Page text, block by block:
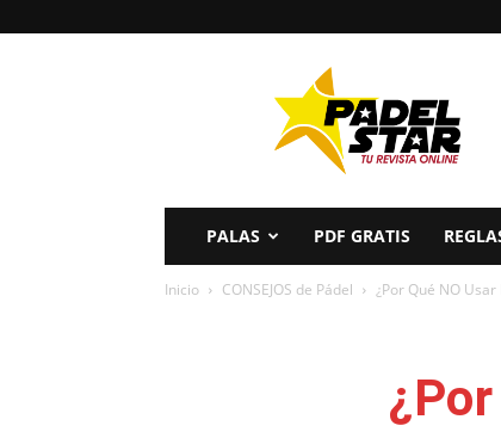
PADELSTAR
PALAS PDF GRATIS
Inicio CONSEJOS de Pádel ¿Por Qué NO